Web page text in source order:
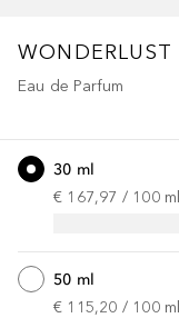
WONDERLUST
Eau de Parfum
30 ml
€ 167,97 / 100 ml
50 ml
€ 115,20 / 100 ml